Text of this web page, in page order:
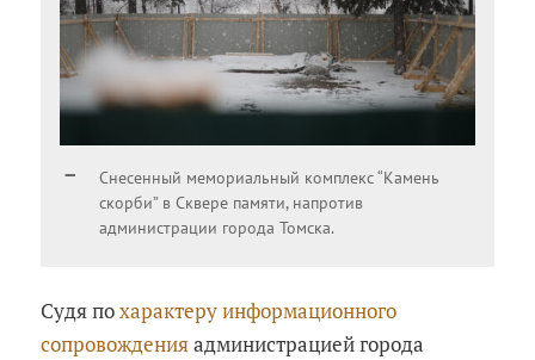
Снесенный мемориальный комплекс “Камень
скорби” в Сквере памяти, напротив
администрации города Томска.
Судя похарактеру информационного
сопровожденияадминистрацией города